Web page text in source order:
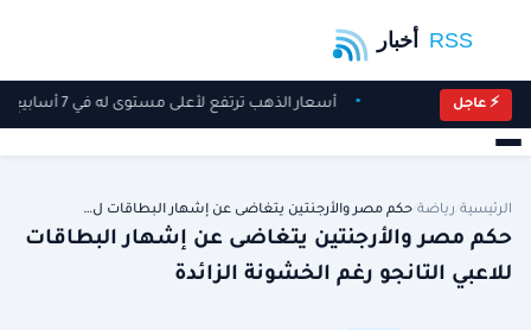
⚡ عاجل أسعار الذهب ترتفع لأعلى مستوى له في 7 أسابيع
الرئيسية رياضة حكم مصر والأرجنتين يتغاضى عن إشهار البطاقات ل…
حكم مصر والأرجنتين يتغاضى عن إشهار البطاقات
للاعبي التانجو رغم الخشونة الزائدة